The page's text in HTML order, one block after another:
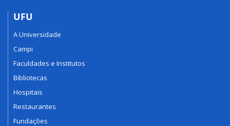
UFU
A Universidade
Campi
Faculdades e Institutos
Bibliotecas
Hospitais
Restaurantes
Fundações